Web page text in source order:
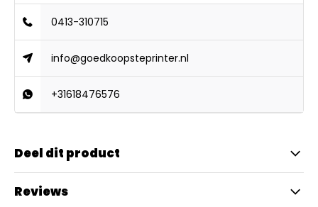
0413-310715
info@goedkoopsteprinter.nl
+31618476576
Deel dit product
Reviews